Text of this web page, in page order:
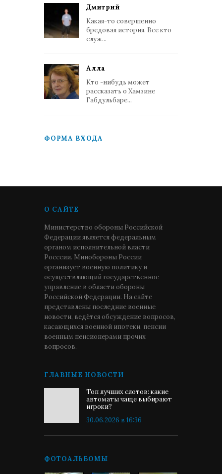
Дмитрий
Какая-то совершенно
бредовая история. Все кто
служ...
Алла
Кто -нибудь может
рассказать о Хамзине
Габдульбаре...
ФОРМА ВХОДА
О САЙТЕ
Министерство обороны Российской
Федерации является федеральным
органом исполнительной власти
Росссии. Минобороны России
организует военную политику и
осуществляющий государственное
управление в области обороны
Российской Федерации. На сайте
представлены последние военные
новости, ведётся обсуждение вопросов,
касающихся военной ипотеки, пенсии
военным пенсионерами прочих
вопросов.
ГЛАВНЫЕ НОВОСТИ
Топ лучших слотов: какие
автоматы чаще выбирают
игроки?
30.06.2026 в 16:36
ФОТОАЛЬБОМЫ